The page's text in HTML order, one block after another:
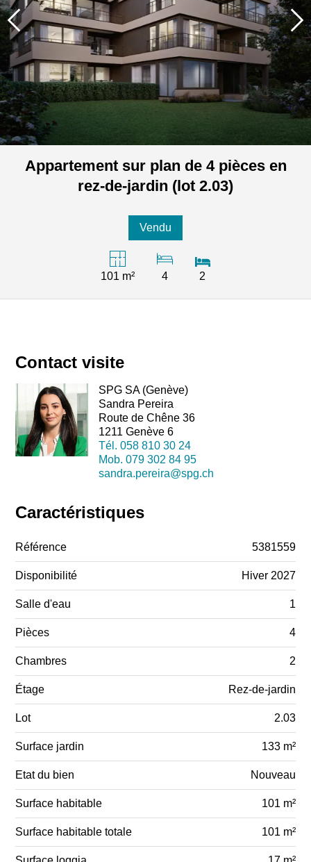
Appartement sur plan de 4 pièces en
rez-de-jardin (lot 2.03)
Vendu
101 m² 4 2
Contact visite
SPG SA (Genève)
Sandra Pereira
Route de Chêne 36
1211 Genève 6
Tél. 058 810 30 24
Mob. 079 302 84 95
sandra.pereira@spg.ch
Caractéristiques
Référence 5381559
Disponibilité Hiver 2027
Salle d'eau 1
Pièces 4
Chambres 2
Étage Rez-de-jardin
Lot 2.03
Surface jardin 133 m²
Etat du bien Nouveau
Surface habitable 101 m²
Surface habitable totale 101 m²